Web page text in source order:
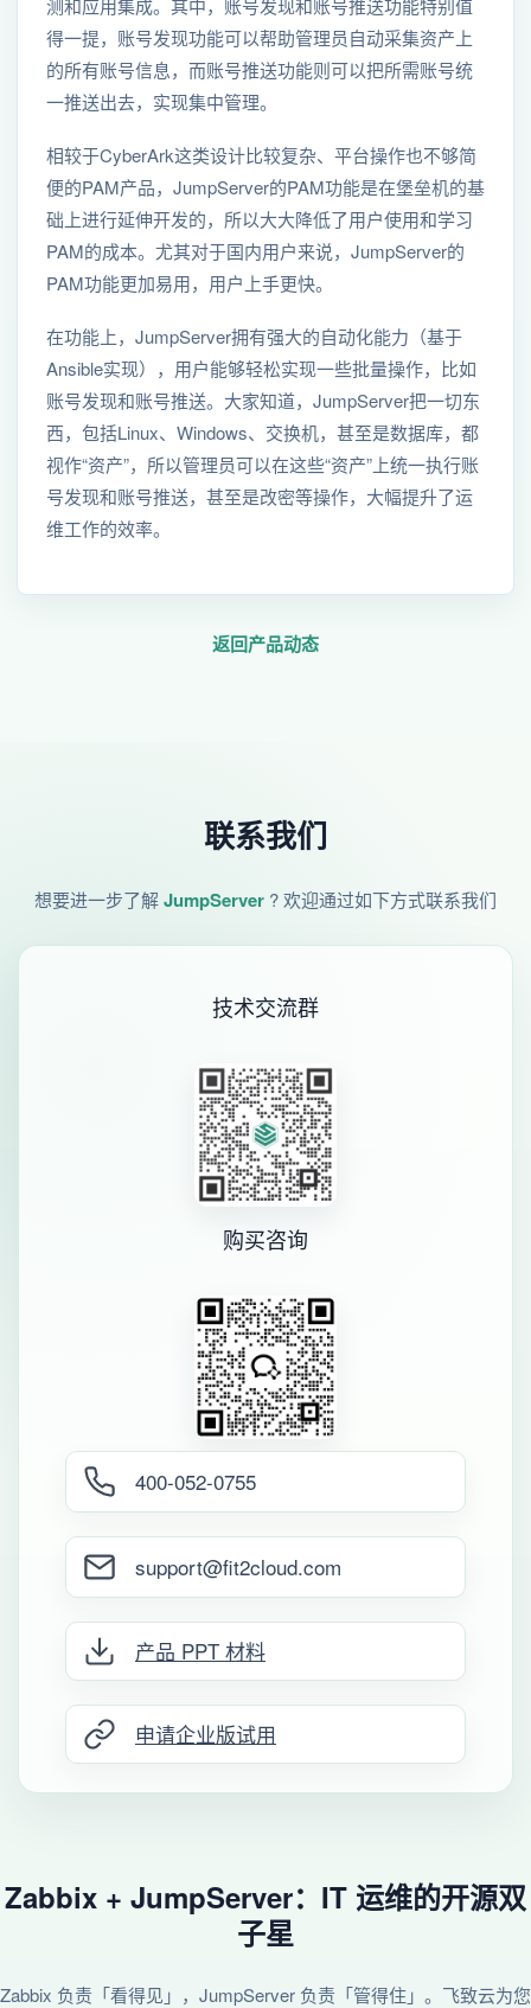
测和应用集成。其中，账号发现和账号推送功能特别值
得一提，账号发现功能可以帮助管理员自动采集资产上
的所有账号信息，而账号推送功能则可以把所需账号统
一推送出去，实现集中管理。
相较于CyberArk这类设计比较复杂、平台操作也不够简
便的PAM产品，JumpServer的PAM功能是在堡垒机的基
础上进行延伸开发的，所以大大降低了用户使用和学习
PAM的成本。尤其对于国内用户来说，JumpServer的
PAM功能更加易用，用户上手更快。
在功能上，JumpServer拥有强大的自动化能力（基于
Ansible实现），用户能够轻松实现一些批量操作，比如
账号发现和账号推送。大家知道，JumpServer把一切东
西，包括Linux、Windows、交换机，甚至是数据库，都
视作“资产”，所以管理员可以在这些“资产”上统一执行账
号发现和账号推送，甚至是改密等操作，大幅提升了运
维工作的效率。
返回产品动态
联系我们
想要进一步了解JumpServer ? 欢迎通过如下方式联系我们
技术交流群
购买咨询
400-052-0755
support@fit2cloud.com
产品 PPT 材料
申请企业版试用
Zabbix + JumpServer：IT 运维的开源双
子星
Zabbix 负责「看得见」，JumpServer 负责「管得住」。飞致云为您